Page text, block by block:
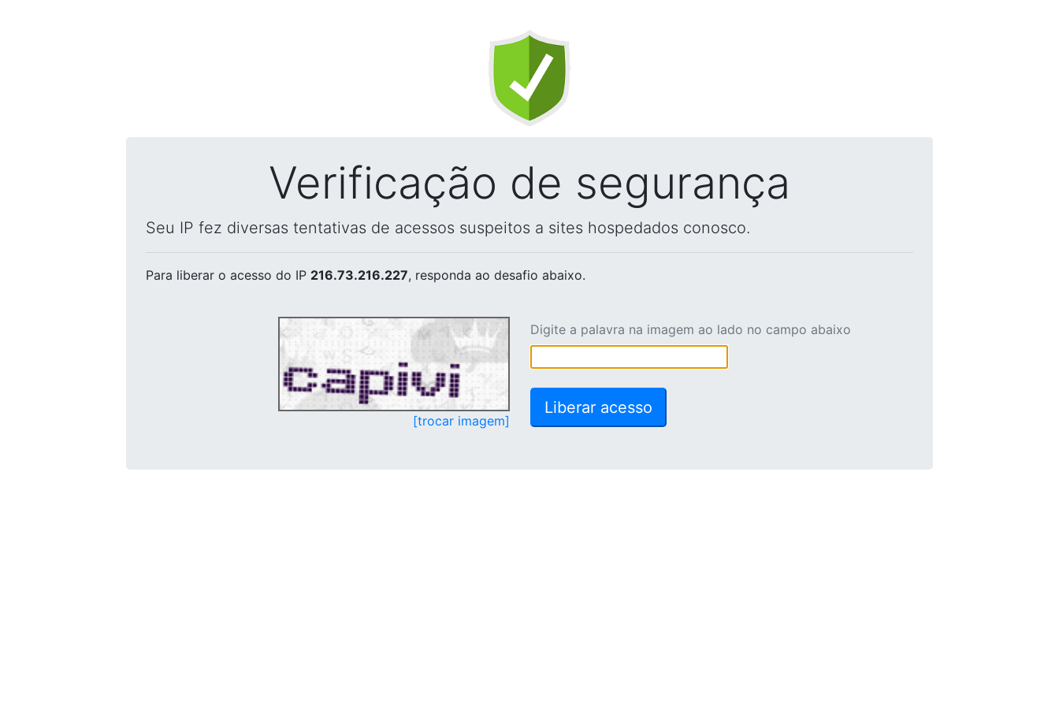
Verificação de segurança
Seu IP fez diversas tentativas de acessos suspeitos a sites hospedados conosco.
Para liberar o acesso do IP 216.73.216.227, responda ao desafio abaixo.
[trocar imagem]
Digite a palavra na imagem ao lado no campo abaixo